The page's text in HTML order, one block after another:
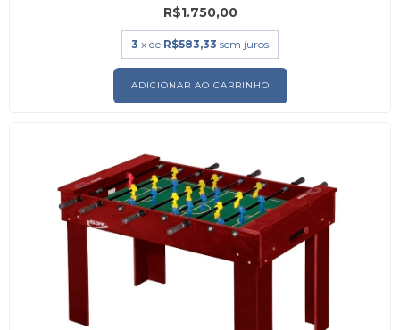
R$1.750,00
3 x de R$583,33 sem juros